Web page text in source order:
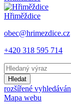
Hřiměždice
obec@hrimezdice.cz
+420 318 595 714
Hledat
rozšířené
Mapa webu